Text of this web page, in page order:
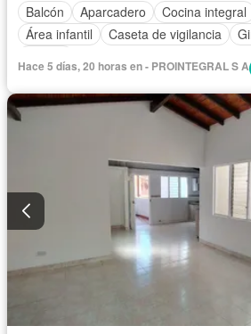
Balcón
Aparcadero Cocina integral
Área infantil
Caseta de vigilancia
Hace 5 días, 20 horas en - PROINTEGRAL S A